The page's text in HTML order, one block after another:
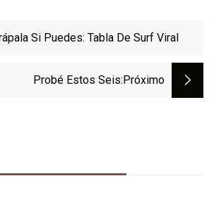
Si Puedes: Tabla De Surf Viral
Probé Estos Seis:próximo